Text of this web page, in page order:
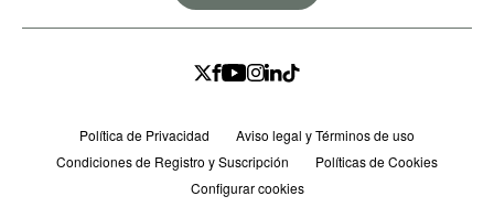
Política de Privacidad
Aviso legal y Términos de uso
Condiciones de Registro y Suscripción
Políticas de Cookies
Configurar cookies